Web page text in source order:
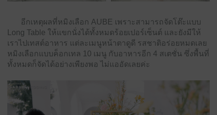
อีกเหตุผลที่หมิงเลือก AUBE เพราะสามารถจัดโต๊ะแบบ
Long Table ให้แขกนั่งได้ทั้งหมดร้อยเปอร์เซ็นต์ และยังมีให้
เราไปเทสต์อาหาร แต่ละเมนูหน้าตาดูดี รสชาติอร่อยหมดเลย
หมิงเลือกแบบค็อกเทล 10 เมนู กับอาหารอีก 4 สเตชั่น ซึ่งพื้นที่
ทั้งหมดก็จัดได้อย่างเพียงพอ ไม่แออัดเลยค่ะ